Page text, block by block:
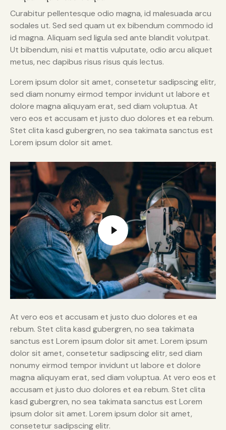
Curabitur pellentesque odio magna, id malesuada arcu
sodales ut. Sed sed quam ut ex bibendum commodo id
id magna. Aliquam sed ligula sed ante blandit volutpat.
Ut bibendum, nisi et mattis vulputate, odio arcu aliquet
metus, nec dapibus risus risus quis lectus.
Lorem ipsum dolor sit amet, consetetur sadipscing elitr,
sed diam nonumy eirmod tempor invidunt ut labore et
dolore magna aliquyam erat, sed diam voluptua. At
vero eos et accusam et justo duo dolores et ea rebum.
Stet clita kasd gubergren, no sea takimata sanctus est
Lorem ipsum dolor sit amet.
At vero eos et accusam et justo duo dolores et ea
rebum. Stet clita kasd gubergren, no sea takimata
sanctus est Lorem ipsum dolor sit amet. Lorem ipsum
dolor sit amet, consetetur sadipscing elitr, sed diam
nonumy eirmod tempor invidunt ut labore et dolore
magna aliquyam erat, sed diam voluptua. At vero eos et
accusam et justo duo dolores et ea rebum. Stet clita
kasd gubergren, no sea takimata sanctus est Lorem
ipsum dolor sit amet. Lorem ipsum dolor sit amet,
consetetur sadipscing elitr.